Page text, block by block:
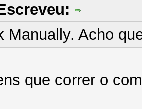
Manually. Acho
que correr o